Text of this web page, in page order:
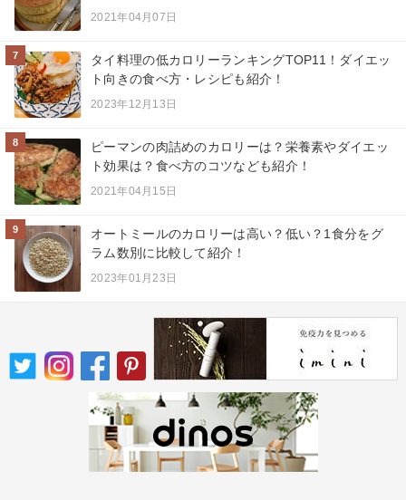
2021年04月07日
7
タイ料理の低カロリーランキングTOP11！ダイエッ
ト向きの食べ方・レシピも紹介！
2023年12月13日
8
ピーマンの肉詰めのカロリーは？栄養素やダイエッ
ト効果は？食べ方のコツなども紹介！
2021年04月15日
9
オートミールのカロリーは高い？低い？1食分をグ
ラム数別に比較して紹介！
2023年01月23日